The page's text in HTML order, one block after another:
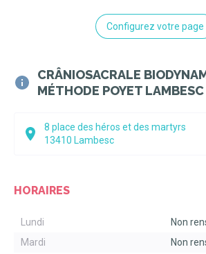
Configurez votre page
CRÂNIOSACRALE
MÉTHODE POYET LAMBESC
8 place des héros et des martyrs
13410 Lambesc
HORAIRES
Lundi
Non
Mardi
Non